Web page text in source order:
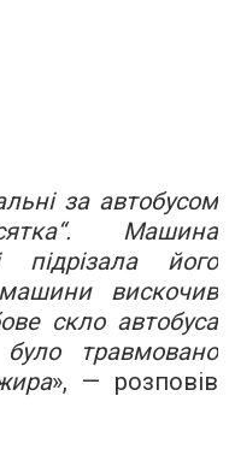
за автобусом
Машина
підрізала його
вискочив
скло автобуса
травмовано
», — розповів